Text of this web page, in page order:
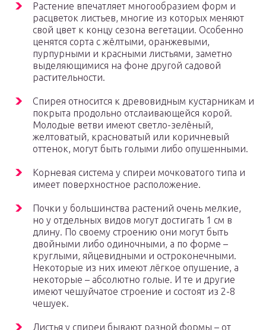
Растение впечатляет многообразием форм и
расцветок листьев, многие из которых меняют
свой цвет к концу сезона вегетации. Особенно
ценятся сорта с жёлтыми, оранжевыми,
пурпурными и красными листьями, заметно
выделяющимися на фоне другой садовой
растительности.
Спирея относится к древовидным кустарникам и
покрыта продольно отслаивающейся корой.
Молодые ветви имеют светло-зелёный,
желтоватый, красноватый или коричневый
оттенок, могут быть голыми либо опушенными.
Корневая система у спиреи мочковатого типа и
имеет поверхностное расположение.
Почки у большинства растений очень мелкие,
но у отдельных видов могут достигать 1 см в
длину. По своему строению они могут быть
двойными либо одиночными, а по форме –
круглыми, яйцевидными и остроконечными.
Некоторые из них имеют лёгкое опушение, а
некоторые – абсолютно голые. И те и другие
имеют чешуйчатое строение и состоят из 2-8
чешуек.
Листья у спиреи бывают разной формы – от